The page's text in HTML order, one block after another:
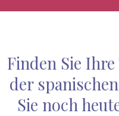
Finden Sie
der
Sie noch